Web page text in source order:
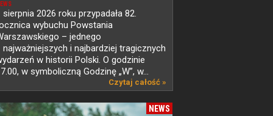
sierpnia 2026 roku przypadała 82.
wybuchu Powstania
– jednego
najważniejszych i najbardziej tragicznych
w historii Polski. O godzinie
w symboliczną Godzinę „W”, w...
Czytaj całość »
NEWS